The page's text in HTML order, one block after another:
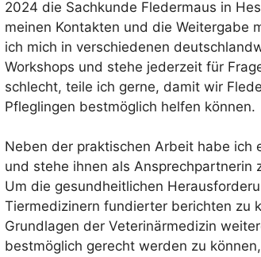
2024 die Sachkunde Fledermaus in
meinen Kontakten und die Weitergabe
ich mich in verschiedenen
Workshops und stehe jederzeit für
schlecht, teile ich gerne, damit wir
Pfleglingen bestmöglich helfen können.
Neben der praktischen Arbeit habe ich
und stehe ihnen als Ansprechpartnerin
Um die gesundheitlichen
Tiermedizinern fundierter berichten zu
Grundlagen der Veterinärmedizin
bestmöglich gerecht werden zu